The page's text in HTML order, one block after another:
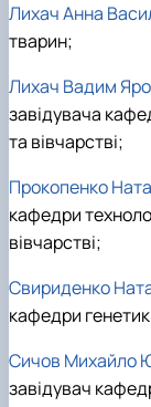
Лихач Анна
тварин;
Лихач Вадим
завідувача
та вівчарстві;
Прокопенко
кафедри
вівчарстві;
Свириденко
кафедри
Сичов Михайло
завідувач